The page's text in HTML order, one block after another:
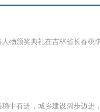
物颁奖典礼在吉林省长春桃
中有进，城乡建设阔步迈进